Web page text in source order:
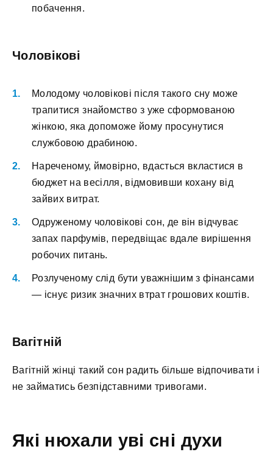
побачення.
Чоловікові
Молодому чоловікові після такого сну може
трапитися знайомство з уже сформованою
жінкою, яка допоможе йому просунутися
службовою драбиною.
Нареченому, ймовірно, вдасться вкластися в
бюджет на весілля, відмовивши кохану від
зайвих витрат.
Одруженому чоловікові сон, де він відчуває
запах парфумів, передвіщає вдале вирішення
робочих питань.
Розлученому слід бути уважнішим з фінансами
— існує ризик значних втрат грошових коштів.
Вагітній
Вагітній жінці такий сон радить більше відпочивати і
не займатись безпідставними тривогами.
Які нюхали уві сні духи